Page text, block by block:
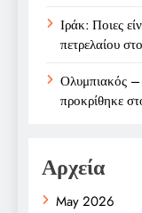
Ιράκ: Ποιες
πετρελαίου
Ολυμπιακός
προκρίθηκε
Αρχεία
May 2026